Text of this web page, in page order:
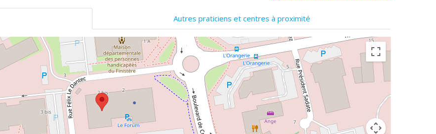
Autres praticiens et centres à proximité